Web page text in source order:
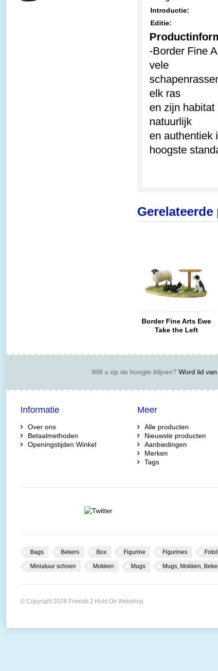
Introductie:
Editie:
-Border Fine
vele
elk ras
en zijn
natuurlijk
en authentiek
hoogste
Border Fine Arts Ewe
Take the Left
Wilt u op de hoogte blijven?Word lid van
Informatie
Over ons
Betaalmethoden
Openingstijden Winkel
Meer
Alle producten
Nieuwste producten
Aanbiedingen
Merken
Tags
Bags Bekers Box Figurine Figurines
Miniatuur schoen Mokken Mugs Mugs, Mokken,
© Copyright 2026 Friends 2 Hold On Webshop